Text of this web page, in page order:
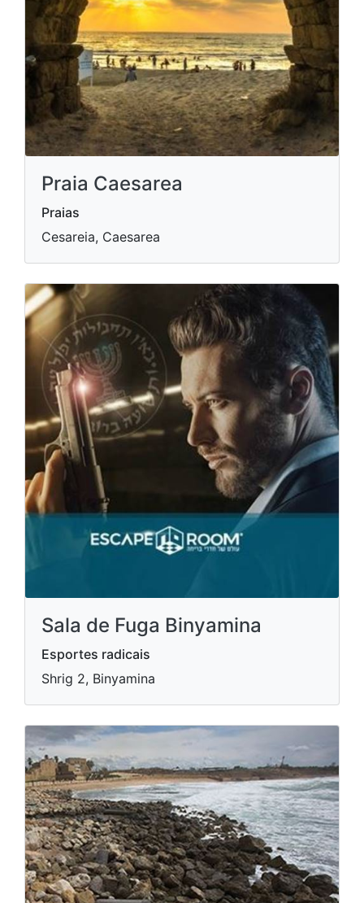
Praia Caesarea
Praias
Cesareia, Caesarea
Sala de Fuga Binyamina
Esportes radicais
Shrig 2, Binyamina